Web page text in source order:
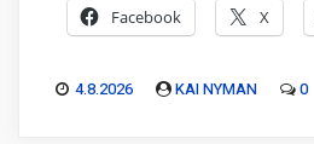
Facebook X
4.8.2026 KAI NYMAN 0